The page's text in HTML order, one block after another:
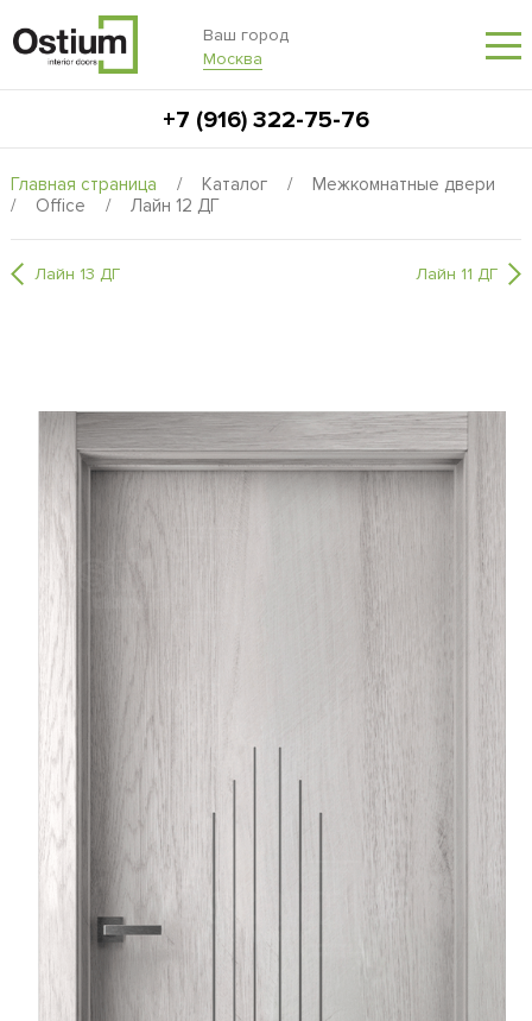
Ваш город
Москва
+7 (916) 322-75-76
Главная страница / Каталог /
Межкомнатные двери
/
Office / Лайн 12 ДГ
Лайн 13 ДГ Лайн 11 ДГ